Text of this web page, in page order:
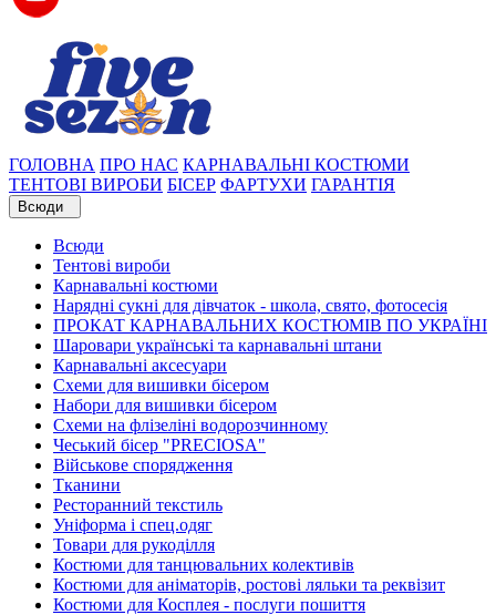
ГОЛОВНА ПРО НАС КАРНАВАЛЬНІ КОСТЮМИ
ТЕНТОВІ ВИРОБИ БІСЕР ФАРТУХИ ГАРАНТІЯ
Всюди
Всюди
Тентові вироби
Карнавальні костюми
Нарядні сукні для дівчаток - школа, свято, фотосесія
ПРОКАТ КАРНАВАЛЬНИХ КОСТЮМІВ ПО УКРАЇНІ
Шаровари українські та карнавальні штани
Карнавальні аксесуари
Схеми для вишивки бісером
Набори для вишивки бісером
Схеми на флізеліні водорозчинному
Чеський бісер "PRECIOSA"
Військове спорядження
Тканини
Ресторанний текстиль
Уніформа і спец.одяг
Товари для рукоділля
Костюми для танцювальних колективів
Костюми для аніматорів, ростові ляльки та реквізит
Костюми для Косплея - послуги пошиття